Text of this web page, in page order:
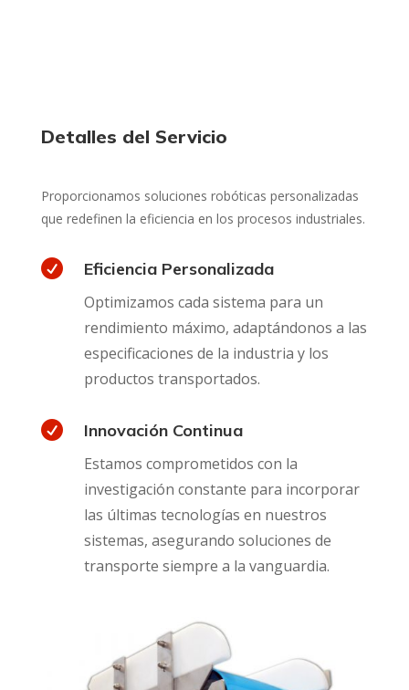
Detalles del Servicio
Proporcionamos soluciones robóticas personalizadas
que redefinen la eficiencia en los procesos industriales.
 Eficiencia Personalizada
Optimizamos cada sistema para un
rendimiento máximo, adaptándonos a las
especificaciones de la industria y los
productos transportados.
 Innovación Continua
Estamos comprometidos con la
investigación constante para incorporar
las últimas tecnologías en nuestros
sistemas, asegurando soluciones de
transporte siempre a la vanguardia.